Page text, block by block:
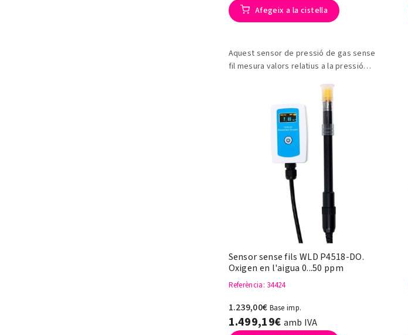
Afegeix a la cistella
Aquest sensor de pressió de gas sense
fil mesura valors relatius a la pressió
Sensor sense fils WLD P4518-DO.
Oxigen en l'aigua 0...50 ppm
Referència: 34424
1.239,00€ Base imp.
1.499,19€ amb IVA